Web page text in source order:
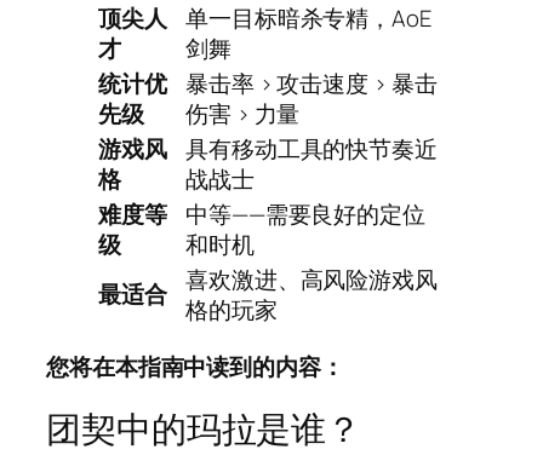
顶尖人
才
单一目标暗杀专精，AoE
剑舞
统计优
先级
暴击率 > 攻击速度 > 暴击
伤害 > 力量
游戏风
格
具有移动工具的快节奏近
战战士
难度等
级
中等——需要良好的定位
和时机
最适合 喜欢激进、高风险游戏风
格的玩家
您将在本指南中读到的内容：
团契中的玛拉是谁？